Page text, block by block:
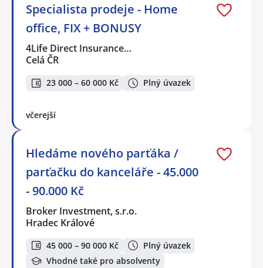
Specialista prodeje - Home
office, FIX + BONUSY
4Life Direct Insurance…
Celá ČR
23 000 – 60 000 Kč Plný úvazek
včerejší
Hledáme nového parťáka /
parťačku do kanceláře - 45.000
- 90.000 Kč
Broker Investment, s.r.o.
Hradec Králové
45 000 – 90 000 Kč
Plný úvazek
Vhodné také pro absolventy